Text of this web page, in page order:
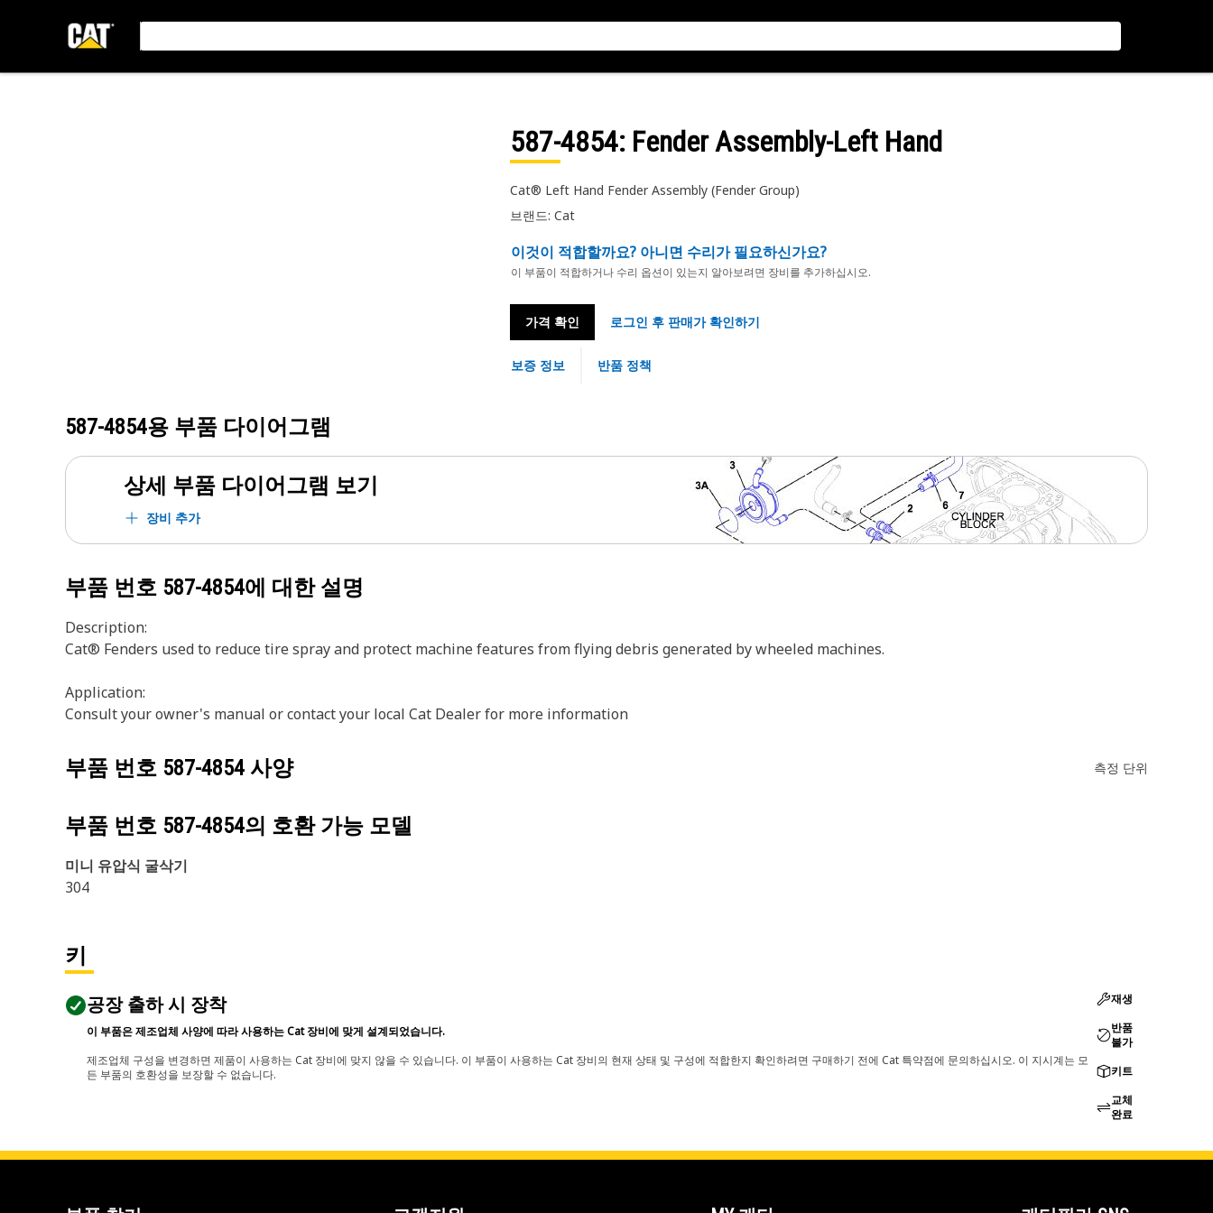
587-4854: Fender Assembly-Left Hand
Cat® Left Hand Fender Assembly (Fender Group)
브랜드: Cat
이것이 적합할까요? 아니면 수리가 필요하신가요?
이 부품이 적합하거나 수리 옵션이 있는지 알아보려면 장비를 추가하십시오.
가격 확인 로그인 후 판매가 확인하기
보증 정보 반품 정책
587-4854용 부품 다이어그램
상세 부품 다이어그램 보기
장비 추가
부품 번호 587-4854에 대한 설명
Description:
Cat® Fenders used to reduce tire spray and protect machine features from flying debris generated by wheeled machines.
Application:
Consult your owner's manual or contact your local Cat Dealer for more information
부품 번호 587-4854 사양 측정 단위
부품 번호 587-4854의 호환 가능 모델
미니 유압식 굴삭기
304
키
공장 출하 시 장착
이 부품은 제조업체 사양에 따라 사용하는 Cat 장비에 맞게 설계되었습니다.
제조업체 구성을 변경하면 제품이 사용하는 Cat 장비에 맞지 않을 수 있습니다. 이 부품이 사용하는 Cat 장비의 현재 상태 및 구성에 적합한지 확인하려면 구매하기 전에 Cat 특약점에 문의하십시오. 이 지시계는 모
든 부품의 호환성을 보장할 수 없습니다.
재생
반품
불가
키트
교체
완료